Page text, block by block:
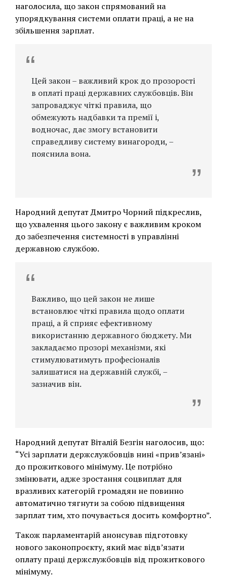
наголосила, що закон спрямований на
упорядкування системи оплати праці, а не на
збільшення зарплат.
Цей закон – важливий крок до прозорості
в оплаті праці державних службовців. Він
запроваджує чіткі правила, що
обмежують надбавки та премії і,
водночас, дає змогу встановити
справедливу систему винагороди, –
пояснила вона.
Народний депутат Дмитро Чорний підкреслив,
що ухвалення цього закону є важливим кроком
до забезпечення системності в управлінні
державною службою.
Важливо, що цей закон не лише
встановлює чіткі правила щодо оплати
праці, а й сприяє ефективному
використанню державного бюджету. Ми
закладаємо прозорі механізми, які
стимулюватимуть професіоналів
залишатися на державній службі, –
зазначив він.
Народний депутат Віталій Безгін наголосив, що:
“Усі зарплати держслужбовців нині «прив’язані»
до прожиткового мінімуму. Це потрібно
змінювати, адже зростання соцвиплат для
вразливих категорій громадян не повинно
автоматично тягнути за собою підвищення
зарплат тим, хто почувається досить комфортно”.
Також парламентарій анонсував підготовку
нового законопроєкту, який має відв’язати
оплату праці держслужбовців від прожиткового
мінімуму.